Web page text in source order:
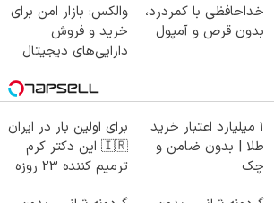
خداحافظی با کمردرد،
بدون قرص و آمپول
والکس: بازار امن برای
خرید و فروش
دارایی‌های دیجیتال
۱ میلیارد اعتبار خرید
طلا | بدون ضامن و
چک
برای اولین بار در ایران
🇮🇷 این دکتر کرم
ترمیم کننده 23 روزه